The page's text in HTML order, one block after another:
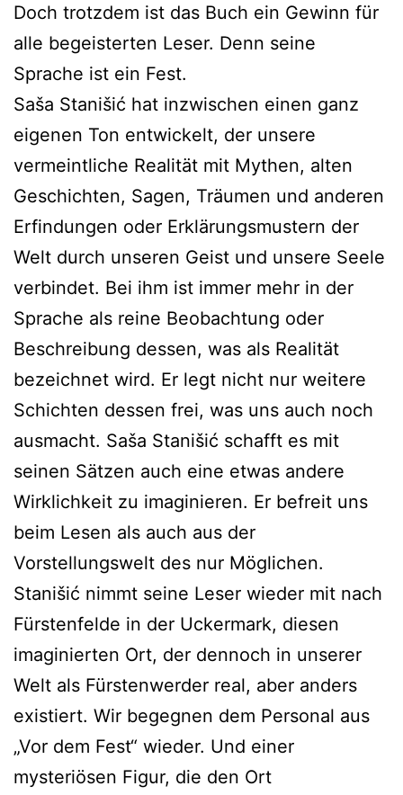
Doch trotzdem ist das Buch ein Gewinn für
alle begeisterten Leser. Denn seine
Sprache ist ein Fest.
Saša Stanišić hat inzwischen einen ganz
eigenen Ton entwickelt, der unsere
vermeintliche Realität mit Mythen, alten
Geschichten, Sagen, Träumen und anderen
Erfindungen oder Erklärungsmustern der
Welt durch unseren Geist und unsere Seele
verbindet. Bei ihm ist immer mehr in der
Sprache als reine Beobachtung oder
Beschreibung dessen, was als Realität
bezeichnet wird. Er legt nicht nur weitere
Schichten dessen frei, was uns auch noch
ausmacht. Saša Stanišić schafft es mit
seinen Sätzen auch eine etwas andere
Wirklichkeit zu imaginieren. Er befreit uns
beim Lesen als auch aus der
Vorstellungswelt des nur Möglichen.
Stanišić nimmt seine Leser wieder mit nach
Fürstenfelde in der Uckermark, diesen
imaginierten Ort, der dennoch in unserer
Welt als Fürstenwerder real, aber anders
existiert. Wir begegnen dem Personal aus
„Vor dem Fest“ wieder. Und einer
mysteriösen Figur, die den Ort